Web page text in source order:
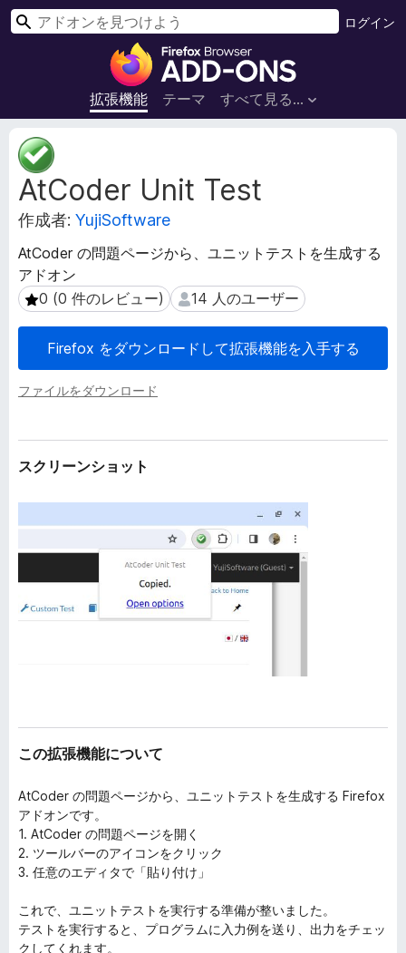
F
r
e
x
ブ
ウ
ー
ア
オ
拡張機能 テーマ すべて見る...
ログイン
検
AtCoder Unit Test
作成者: YujiSoftware
AtCoder の問題ページから、ユニットテストを生成する
アドオン
0 (0 件のレビュー)
0 (0 件のレビュー) 14 人のユーザー
14 人のユーザー
Firefox をダウンロードして拡張機能を入手する
ファイルをダウンロード
拡
張
機
能
メ
デ
ー
タ
スクリーンショット
この拡張機能について
AtCoder の問題ページから、ユニットテストを生成する Firefox
アドオンです。
1. AtCoder の問題ページを開く
2. ツールバーのアイコンをクリック
3. 任意のエディタで「貼り付け」
これで、ユニットテストを実行する準備が整いました。
テストを実行すると、プログラムに入力例を送り、出力をチェッ
クしてくれます。